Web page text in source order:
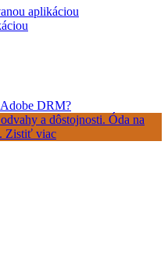
aplikáciou
DRM?